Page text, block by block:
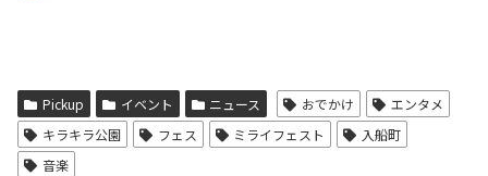
Pickup イベント ニュース おでかけ
エンタメ
キラキラ公園
フェス ミライフェスト
入船町
音楽